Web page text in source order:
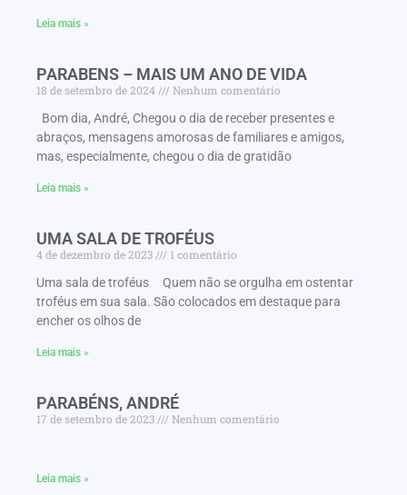
Leia mais »
PARABENS – MAIS UM ANO DE VIDA
18 de setembro de 2024
Nenhum comentário
Bom dia, André, Chegou o dia de receber presentes e
abraços, mensagens amorosas de familiares e amigos,
mas, especialmente, chegou o dia de gratidão
Leia mais »
UMA SALA DE TROFÉUS
4 de dezembro de 2023
1 comentário
Uma sala de troféus Quem não se orgulha em ostentar
troféus em sua sala. São colocados em destaque para
encher os olhos de
Leia mais »
PARABÉNS, ANDRÉ
17 de setembro de 2023 Nenhum comentário
Leia mais »